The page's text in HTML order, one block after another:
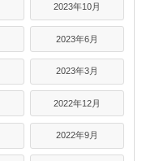
2023年10月
2023年6月
2023年3月
2022年12月
2022年9月